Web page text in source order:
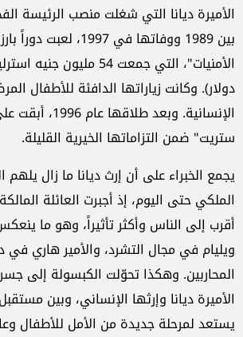
الأميرة ديانا التي شغلت منصب الرئيسة
بين 1989 ووفاتها في
دولار). وكانت زياراتها الدافئة للأطفال
الإنسانية. وبعد
ستريت" ضمن التزاماتها الخيرية القليلة.
يجمع الخبراء على أن إرث ديانا ما زال يلهم
الملكي حتى اليوم، إذ أجبرت العائلة
أقرب إلى الناس وأكثر تأثيراً، وهو ما
ويليام في مجال التشرد، والأمير هاري
المحاربين. وهكذا تحوّلت الكبسولة إلى
الأميرة ديانا وإرثها الإنساني، وبين
يستعد لمرحلة جديدة من الأمل للأطفال